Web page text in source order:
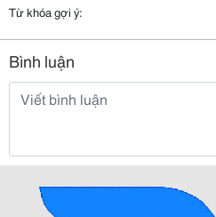
Từ khóa gợi ý:
Bình luận